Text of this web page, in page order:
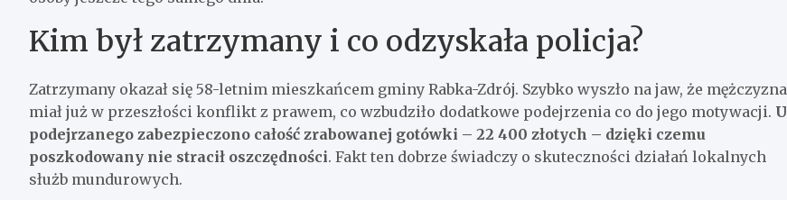
Kim był zatrzymany i co odzyskała policja?
Zatrzymany okazał się 58-letnim mieszkańcem gminy Rabka-Zdrój. Szybko wyszło na jaw, że mężczyzna
miał już w przeszłości konflikt z prawem, co wzbudziło dodatkowe podejrzenia co do jego motywacji. U
podejrzanego zabezpieczono całość zrabowanej gotówki – 22 400 złotych – dzięki czemu
poszkodowany nie stracił oszczędności. Fakt ten dobrze świadczy o skuteczności działań lokalnych
służb mundurowych.